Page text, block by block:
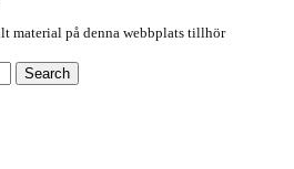
material på denna webbplats tillhör
Search